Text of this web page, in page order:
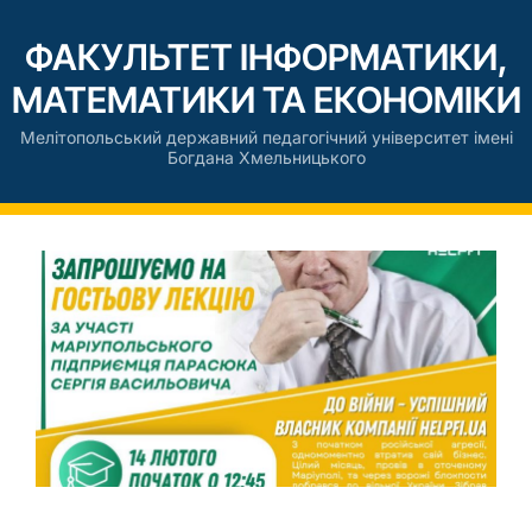
ФАКУЛЬТЕТ ІНФОРМАТИКИ,
МАТЕМАТИКИ ТА ЕКОНОМІКИ
Мелітопольський державний педагогічний університет імені
Богдана Хмельницького